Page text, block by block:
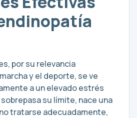
por su relevancia
y el deporte, se ve
a un elevado estrés
su límite, nace una
tratarse adecuadamente,